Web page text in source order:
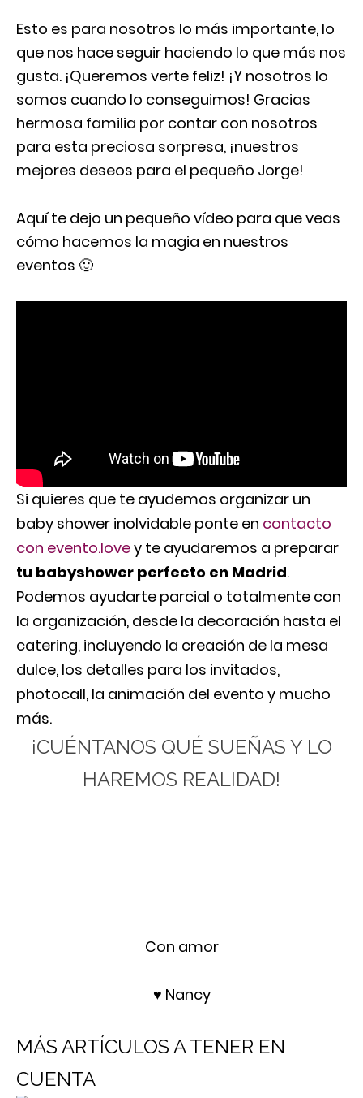
Esto es para nosotros lo más importante, lo
que nos hace seguir haciendo lo que más nos
gusta. ¡Queremos verte feliz! ¡Y nosotros lo
somos cuando lo conseguimos! Gracias
hermosa familia por contar con nosotros
para esta preciosa sorpresa, ¡nuestros
mejores deseos para el pequeño Jorge!
Aquí te dejo un pequeño vídeo para que veas
cómo hacemos la magia en nuestros
eventos 🙂
Si quieres que te ayudemos organizar un
baby shower inolvidable ponte en contacto
con evento.lovey te ayudaremos a preparar
tu babyshower perfecto en Madrid.
Podemos ayudarte parcial o totalmente con
la organización, desde la decoración hasta el
catering, incluyendo la creación de la mesa
dulce, los detalles para los invitados,
photocall, la animación del evento y mucho
más.
¡CUÉNTANOS QUÉ SUEÑAS Y LO
HAREMOS REALIDAD!
Con amor
♥ Nancy
MÁS ARTÍCULOS A TENER EN
CUENTA